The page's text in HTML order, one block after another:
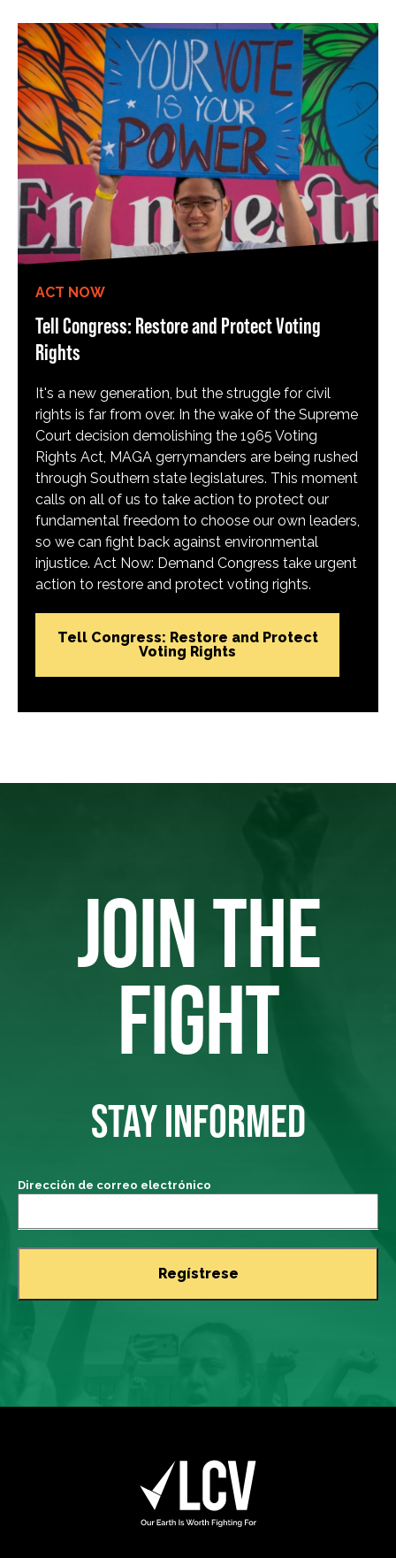
ACT NOW
Tell Congress: Restore and Protect Voting
Rights
It's a new generation, but the struggle for civil
rights is far from over. In the wake of the Supreme
Court decision demolishing the 1965 Voting
Rights Act, MAGA gerrymanders are being rushed
through Southern state legislatures. This moment
calls on all of us to take action to protect our
fundamental freedom to choose our own leaders,
so we can fight back against environmental
injustice. Act Now: Demand Congress take urgent
action to restore and protect voting rights.
Tell Congress: Restore and Protect
Voting Rights
JOIN THE
FIGHT
STAY INFORMED
Dirección de correo electrónico